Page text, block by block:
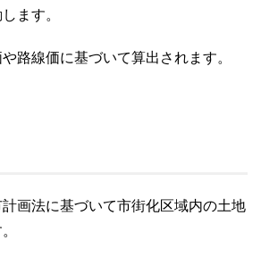
ます。
路線価に基づいて算出されます。
画法に基づいて市街化区域内の土地